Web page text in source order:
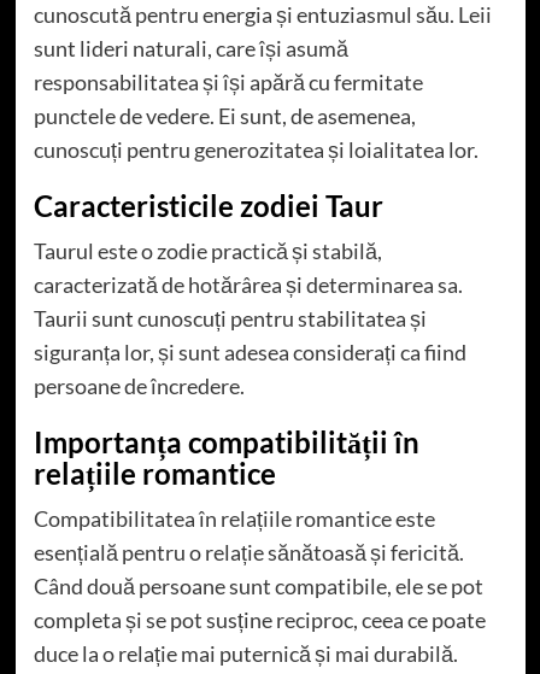
cunoscută pentru energia și entuziasmul său. Leii
sunt lideri naturali, care își asumă
responsabilitatea și își apără cu fermitate
punctele de vedere. Ei sunt, de asemenea,
cunoscuți pentru generozitatea și loialitatea lor.
Caracteristicile zodiei Taur
Taurul este o zodie practică și stabilă,
caracterizată de hotărârea și determinarea sa.
Taurii sunt cunoscuți pentru stabilitatea și
siguranța lor, și sunt adesea considerați ca fiind
persoane de încredere.
Importanța compatibilității în
relațiile romantice
Compatibilitatea în relațiile romantice este
esențială pentru o relație sănătoasă și fericită.
Când două persoane sunt compatibile, ele se pot
completa și se pot susține reciproc, ceea ce poate
duce la o relație mai puternică și mai durabilă.